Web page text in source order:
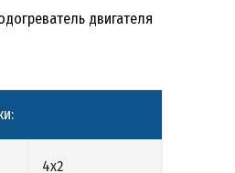
двигателя
4х2